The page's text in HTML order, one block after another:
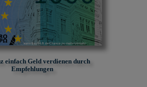
einfach Geld verdienen durch
Empfehlungen